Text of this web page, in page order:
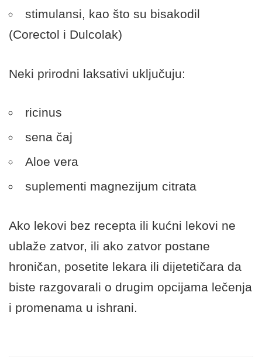
stimulansi, kao što su bisakodil
(Corectol i Dulcolak)
Neki prirodni laksativi uključuju:
ricinus
sena čaj
Aloe vera
suplementi magnezijum citrata
Ako lekovi bez recepta ili kućni lekovi ne
ublaže zatvor, ili ako zatvor postane
hroničan, posetite lekara ili dijetetičara da
biste razgovarali o drugim opcijama lečenja
i promenama u ishrani.